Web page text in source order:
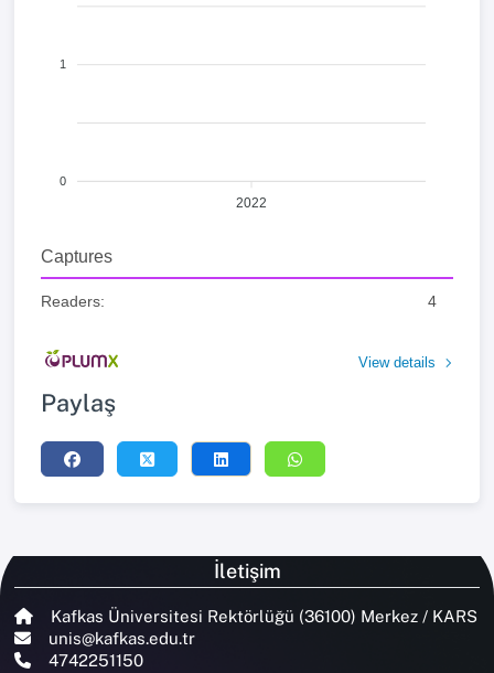
1
0
2022
Captures
Readers: 4
View details
Paylaş
İletişim
Kafkas Üniversitesi Rektörlüğü (36100) Merkez / KARS
unis@kafkas.edu.tr
4742251150